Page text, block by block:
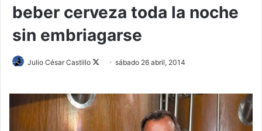
beber cerveza toda la noche
sin embriagarse
Julio César Castillo sábado 26 abril, 2014